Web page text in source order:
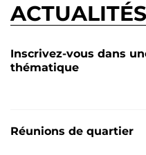
Inscrivez-vous dans
thématique
Réunions de quartier